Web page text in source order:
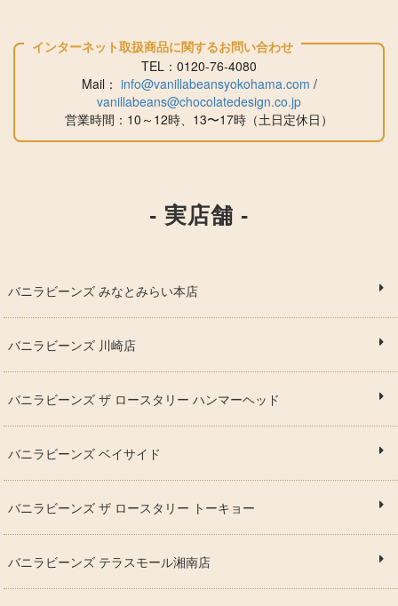
インターネット取扱商品に関するお問い合わせ
TEL：0120-76-4080
​​​​​​​Mail： info@vanillabeansyokohama.com /
vanillabeans@chocolatedesign.co.jp
営業時間：10～12時、13〜17時（土日定休日）
- 実店舗 -
バニラビーンズ みなとみらい本店
バニラビーンズ 川崎店
バニラビーンズ ザ ロースタリー ハンマーヘッド
バニラビーンズ ベイサイド
バニラビーンズ ザ ロースタリー トーキョー
バニラビーンズ テラスモール湘南店